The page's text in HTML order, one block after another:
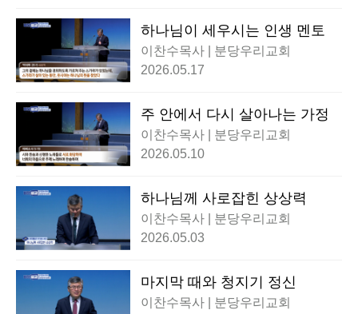
하나님이 세우시는 인생 멘토
이찬수목사 | 분당우리교회
2026.05.17
주 안에서 다시 살아나는 가정
이찬수목사 | 분당우리교회
2026.05.10
하나님께 사로잡힌 상상력
이찬수목사 | 분당우리교회
2026.05.03
마지막 때와 청지기 정신
이찬수목사 | 분당우리교회